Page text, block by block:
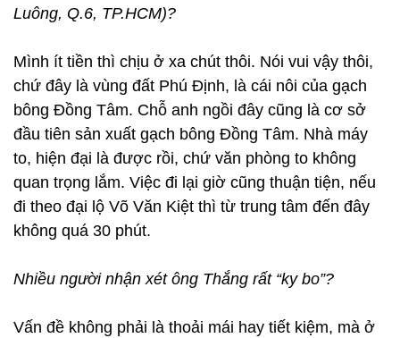
Luông, Q.6, TP.HCM)?
Mình ít tiền thì chịu ở xa chút thôi. Nói vui vậy thôi,
chứ đây là vùng đất Phú Định, là cái nôi của gạch
bông Đồng Tâm. Chỗ anh ngồi đây cũng là cơ sở
đầu tiên sản xuất gạch bông Đồng Tâm. Nhà máy
to, hiện đại là được rồi, chứ văn phòng to không
quan trọng lắm. Việc đi lại giờ cũng thuận tiện, nếu
đi theo đại lộ Võ Văn Kiệt thì từ trung tâm đến đây
không quá 30 phút.
Nhiều người nhận xét ông Thắng rất “ky bo”?
Vấn đề không phải là thoải mái hay tiết kiệm, mà ở